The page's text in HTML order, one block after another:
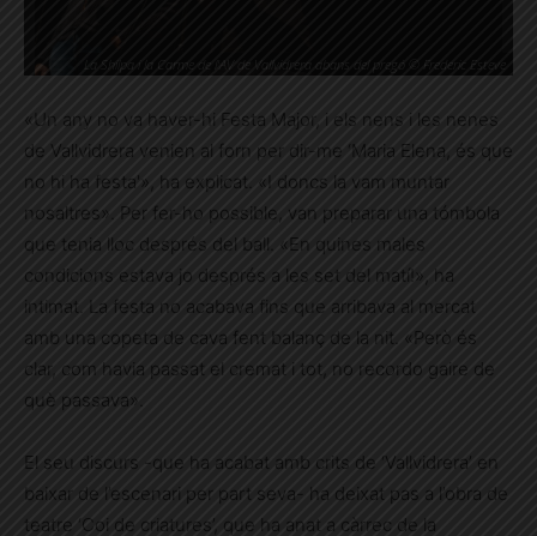
La Shilpa i la Carme de l'AV de Vallvidrera abans del pregó © Frederic Esteve
«Un any no va haver-hi Festa Major, i els nens i les nenes
de Vallvidrera venien al forn per dir-me ‘Maria Elena, és que
no hi ha festa'», ha explicat. «I doncs la vam muntar
nosaltres». Per fer-ho possible, van preparar una tómbola
que tenia lloc després del ball. «En quines males
condicions estava jo després a les set del matí!», ha
intimat. La festa no acabava fins que arribava al mercat
amb una copeta de cava fent balanç de la nit. «Però és
clar, com havia passat el cremat i tot, no recordo gaire de
què passava».
El seu discurs -que ha acabat amb crits de ‘Vallvidrera’ en
baixar de l’escenari per part seva- ha deixat pas a l’obra de
teatre ‘Coi de criatures’, que ha anat a càrrec de la